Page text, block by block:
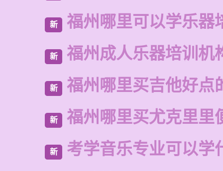
新 福州哪里可以学乐器
新 福州成人乐器培训机
新 福州哪里买吉他好点
新 福州哪里买尤克里里
新 考学音乐专业可以学